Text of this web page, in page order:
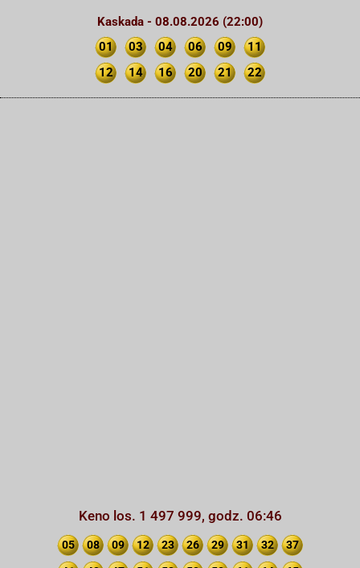
Kaskada - 08.08.2026 (22:00)
01
03 04 06 09
11
12
14 16 20 21 22
Keno los. 1 497 999, godz. 06:46
05 08 09 12 23 26 29 31 32 37